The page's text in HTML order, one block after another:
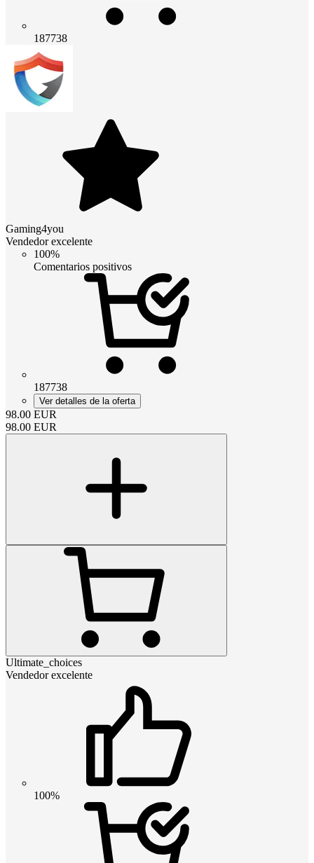
187738
Gaming4you
Vendedor excelente
100%
Comentarios positivos
187738
Ver detalles de la oferta
98.00 EUR
98.00 EUR
Ultimate_choices
Vendedor excelente
100%